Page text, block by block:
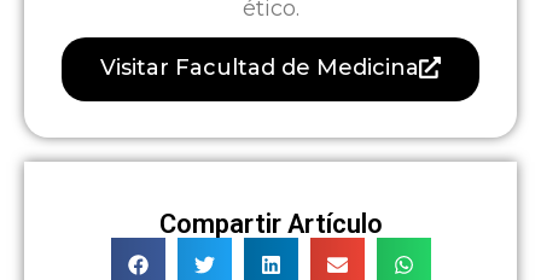
ético.
Visitar Facultad de Medicina
Compartir Artículo